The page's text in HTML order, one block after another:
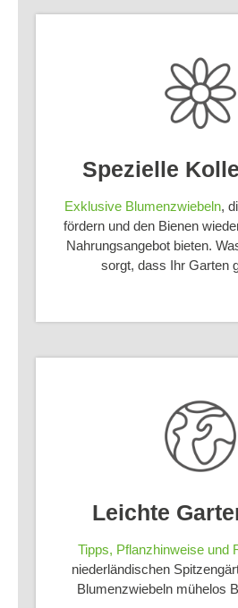
Spezielle
Exklusive Blumenzwiebeln,
fördern und den Bienen
Nahrungsangebot bieten.
sorgt, dass Ihr Garten
Leichte
Tipps, Pflanzhinweise und
niederländischen
Blumenzwiebeln mühelos